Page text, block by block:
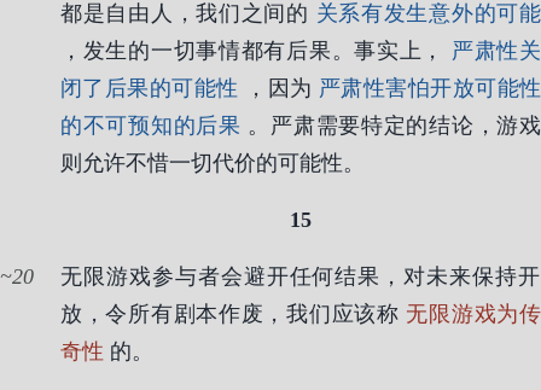
都是自由人，我们之间的 关系有发生意外的可能
，发生的一切事情都有后果。事实上，
严肃性关
闭了后果的可能性 ，因为 严肃性害怕开放可能性
的不可预知的后果 。严肃需要特定的结论，游戏
则允许不惜一切代价的可能性。
15
20
无限游戏参与者会避开任何结果，对未来保持开
放，令所有剧本作废，我们应该称 无限游戏为传
奇性 的。